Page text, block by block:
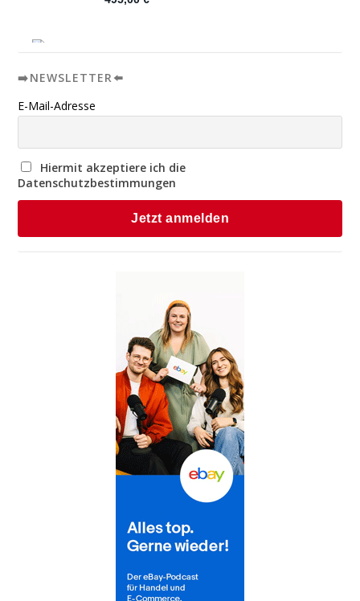
➡️NEWSLETTER⬅️
E-Mail-Adresse
Hiermit akzeptiere ich die
Datenschutzbestimmungen